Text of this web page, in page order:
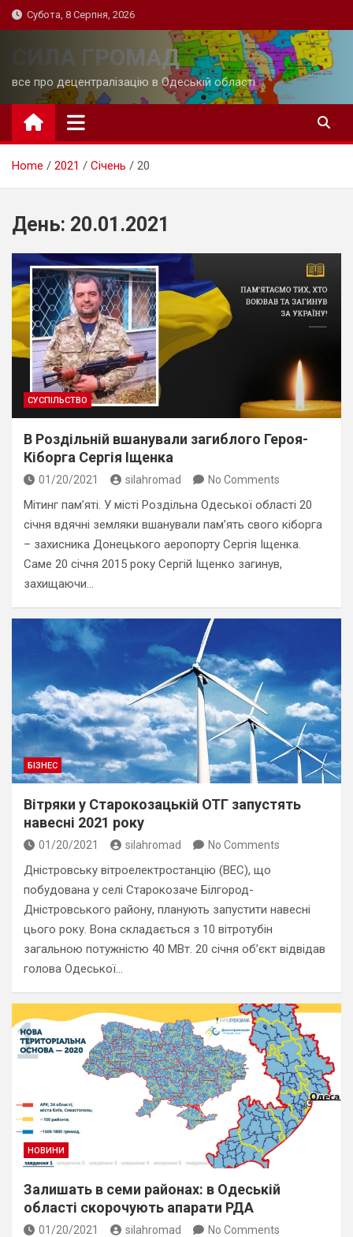
Skip
to
Субота, 8 Серпня, 2026
СИЛА ГРОМАД
все про децентралізацію в Одеській області
Home 2021 Січень 20
День: 20.01.2021
СУСПІЛЬСТВО
В Роздільній вшанували загиблого Героя-
Кіборга Сергія Іщенка
01/20/2021 silahromad No Comments
Мітинг пам’яті. У місті Роздільна Одеської області 20
січня вдячні земляки вшанували пам’ять свого кіборга
– захисника Донецького аеропорту Сергія Іщенка.
Саме 20 січня 2015 року Сергій Іщенко загинув,
захищаючи…
БІЗНЕС
Вітряки у Старокозацькій ОТГ запустять
навесні 2021 року
01/20/2021 silahromad No Comments
Дністровську вітроелектростанцію (ВЕС), що
побудована у селі Старокозаче Білгород-
Дністровського району, планують запустити навесні
цього року. Вона складається з 10 вітротубін
загальною потужністю 40 МВт. 20 січня об’єкт відвідав
голова Одеської…
НОВИНИ
Залишать в семи районах: в Одеській
області скорочують апарати РДА
01/20/2021 silahromad No Comments